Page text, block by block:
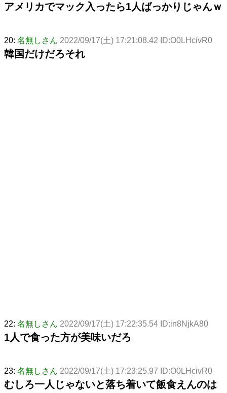
アメリカでマック入ったら1人ばっかりじゃんｗ
20: 名無しさん 2022/09/17(土) 17:21:08.42 ID:O0LHcivR0
韓国だけだろそれ
22: 名無しさん 2022/09/17(土) 17:22:35.54 ID:in8NjkA80
1人で食った方が美味いだろ
23: 名無しさん 2022/09/17(土) 17:23:25.97 ID:O0LHcivR0
むしろ一人じゃないと落ち着いて飯食えんのは